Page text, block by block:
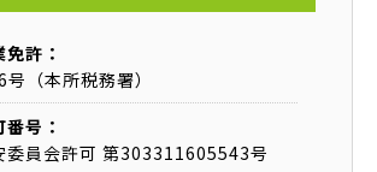
許：
（本所税務署）
号：
委員会許可 第303311605543号